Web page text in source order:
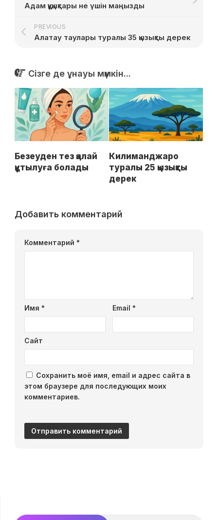
Адам құқықтары не үшін маңызды
PREVIOUS
Алатау таулары туралы 35 қызықты дерек
Сізге де ұнауы мүмкін...
Безеуден тез қалай
құтылуға болады
Килиманджаро
туралы 25 қызықты
дерек
Добавить комментарий
Комментарий *
Имя * Email *
Сайт
Сохранить моё имя, email и адрес сайта в
этом браузере для последующих моих
комментариев.